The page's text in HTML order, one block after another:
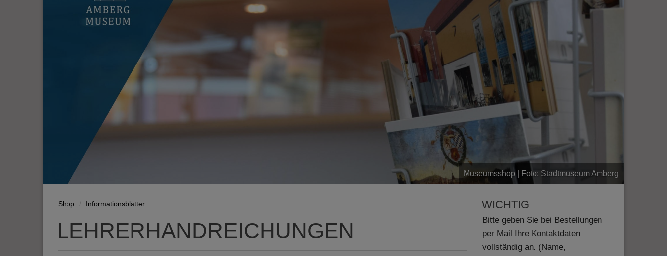
Museumsshop | Foto: Stadtmuseum Amberg
Shop Informationsblätter
LEHRERHANDREICHUNGEN
WICHTIG
Bitte geben Sie bei Bestellungen
per Mail Ihre Kontaktdaten
vollständig an. (Name,